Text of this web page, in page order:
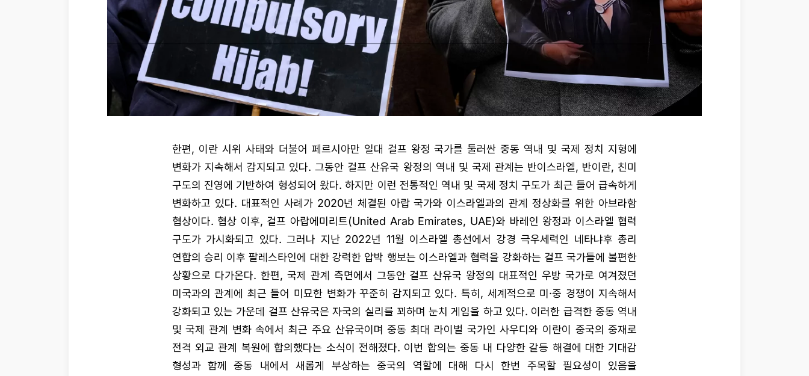
한편, 이란 시위 사태와 더불어 페르시아만 일대 걸프 왕정 국가를 둘러싼 중동 역내 및 국제 정치 지형에
변화가 지속해서 감지되고 있다. 그동안 걸프 산유국 왕정의 역내 및 국제 관계는 반이스라엘, 반이란, 친미
구도의 진영에 기반하여 형성되어 왔다. 하지만 이런 전통적인 역내 및 국제 정치 구도가 최근 들어 급속하게
변화하고 있다. 대표적인 사례가 2020년 체결된 아랍 국가와 이스라엘과의 관계 정상화를 위한 아브라함
협상이다. 협상 이후, 걸프 아랍에미리트(United Arab Emirates, UAE)와 바레인 왕정과 이스라엘 협력
구도가 가시화되고 있다. 그러나 지난 2022년 11월 이스라엘 총선에서 강경 극우세력인 네타냐후 총리
연합의 승리 이후 팔레스타인에 대한 강력한 압박 행보는 이스라엘과 협력을 강화하는 걸프 국가들에 불편한
상황으로 다가온다. 한편, 국제 관계 측면에서 그동안 걸프 산유국 왕정의 대표적인 우방 국가로 여겨졌던
미국과의 관계에 최근 들어 미묘한 변화가 꾸준히 감지되고 있다. 특히, 세계적으로 미·중 경쟁이 지속해서
강화되고 있는 가운데 걸프 산유국은 자국의 실리를 꾀하며 눈치 게임을 하고 있다. 이러한 급격한 중동 역내
및 국제 관계 변화 속에서 최근 주요 산유국이며 중동 최대 라이벌 국가인 사우디와 이란이 중국의 중재로
전격 외교 관계 복원에 합의했다는 소식이 전해졌다. 이번 합의는 중동 내 다양한 갈등 해결에 대한 기대감
형성과 함께 중동 내에서 새롭게 부상하는 중국의 역할에 대해 다시 한번 주목할 필요성이 있음을